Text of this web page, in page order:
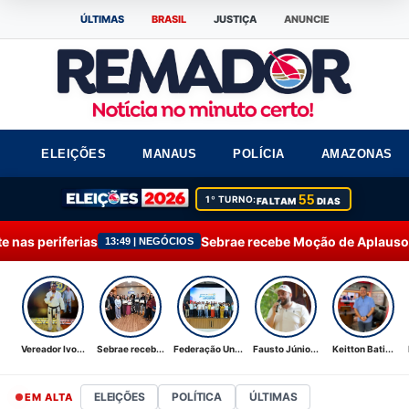
ÚLTIMAS BRASIL JUSTIÇA ANUNCIE
ELEIÇÕES MANAUS POLÍCIA AMAZONAS
1º TURNO:FALTAM55 DIAS
NEGÓCIOS Sebrae recebe Moção de Aplausos por atuação em
Vereador Ivo... Sebrae receb... Federação Un... Fausto Júnio... Keitton Bati...
EM ALTA ELEIÇÕES POLÍTICA ÚLTIMAS